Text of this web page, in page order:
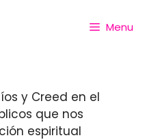
Menu
y Creed en el
que nos
espiritual